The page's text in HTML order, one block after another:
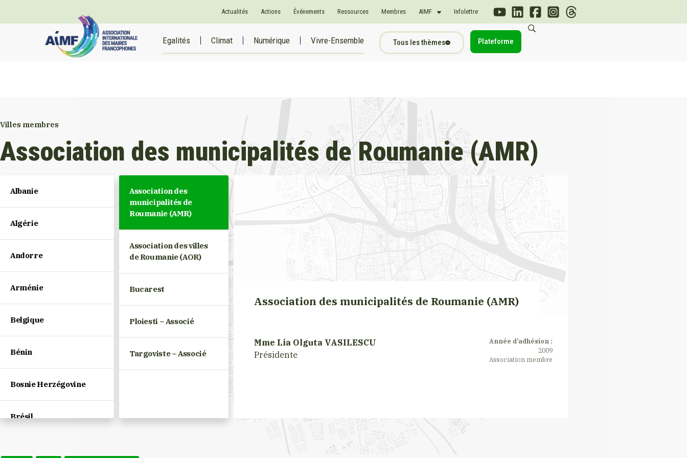
Actualités Actions Événements Ressources Membres AIMF Infolettre
Egalités Climat Numérique Vivre-Ensemble Tous les thèmes Plateforme
Villes membres
Association des municipalités de Roumanie (AMR)
Albanie
Algérie
Andorre
Arménie
Belgique
Bénin
Bosnie Herzégovine
Brésil
Association des
municipalités de
Roumanie (AMR)
Association des villes
de Roumanie (AOR)
Bucarest
Ploiesti – Associé
Targoviste – Associé
Association des municipalités de Roumanie (AMR)
Mme Lia Olguta VASILESCU
Présidente
Année d’adhésion :
2009
Association membre